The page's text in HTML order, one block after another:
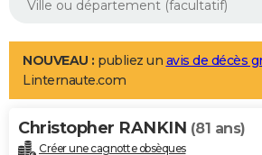
Aménagement intérieur
LIFESTYLE
Art de vivre
Bien-être
Loisirs
Mode
Modes de vie
Alimentation
Guide de la santé
Maladies
Médicaments
Sommeil
VOYAGE
NOUVEAU : publiez un avis de décès
Linternaute.com
Christopher RANKIN (81 ans)
Créer une cagnotte obsèques